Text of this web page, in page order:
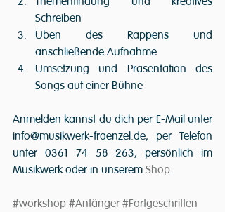
Schreiben
Üben des Rappens und
anschließende Aufnahme
Umsetzung und Präsentation des
Songs auf einer Bühne
Anmelden kannst du dich per E-Mail unter
info@musikwerk-fraenzel.de, per Telefon
unter 0361 74 58 263, persönlich im
Musikwerk oder in unserem Shop.
#workshop #Anfänger #Fortgeschritten